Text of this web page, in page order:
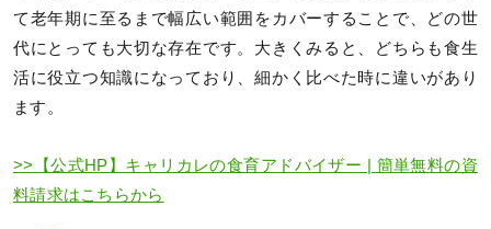
て老年期に至るまで幅広い範囲をカバーすることで、どの世
代にとっても大切な存在です。大きくみると、どちらも食生
活に役立つ知識になっており、細かく比べた時に違いがあり
ます。
>>【公式HP】キャリカレの食育アドバイザー | 簡単無料の資
料請求はこちらから